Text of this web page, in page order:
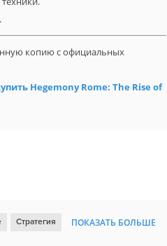
копию с официальных
Hegemony Rome: The Rise of
Стратегия ПОКАЗАТЬ БОЛЬШЕ